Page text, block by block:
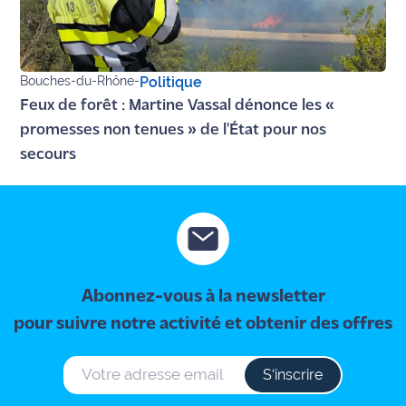
Bouches-du-Rhône-Politique
Feux de forêt : Martine Vassal dénonce les «
promesses non tenues » de l'État pour nos
secours
Abonnez-vous à la newsletter
pour suivre notre activité et obtenir des offres
S‘inscrire